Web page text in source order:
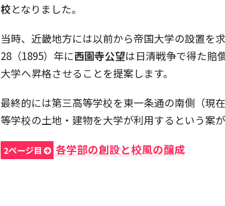
校となりました。
当時、近畿地方には以前から帝国大学の設置を
28（1895）年に西園寺公望は日清戦争で得た賠
大学へ昇格させることを提案します。
最終的には第三高等学校を東一条通の南側（現
等学校の土地・建物を大学が利用するという案
2ページ目 各学部の創設と校風の醸成